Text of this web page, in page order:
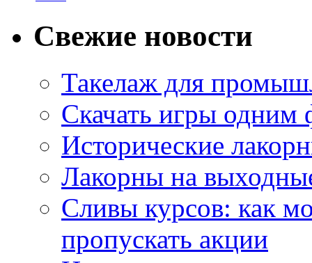
Свежие новости
Такелаж для
Скачать игры одним
Исторические
Лакорны на
Сливы курсов: как
пропускать акции